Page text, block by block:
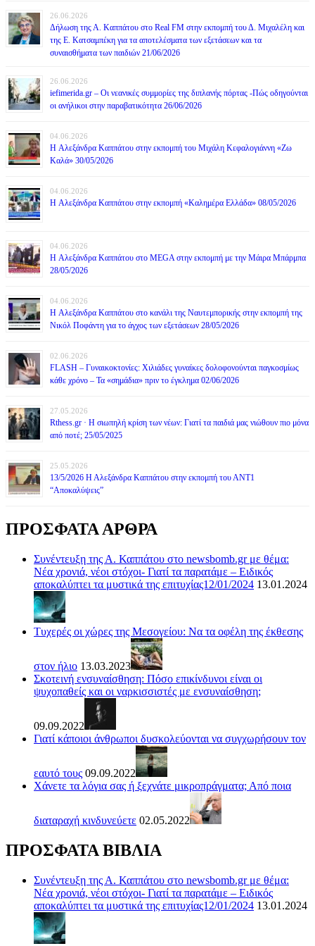
26.06.2026
Δήλωση της Α. Καππάτου στο Real FM στην εκπομπή του Δ. Μιχαλέλη και
της Ε. Κατσαμπέκη για τα αποτελέσματα των εξετάσεων και τα
συναισθήματα των παιδιών 21/06/2026
26.06.2026
iefimerida.gr – Οι νεανικές συμμορίες της διπλανής πόρτας -Πώς οδηγούνται
οι ανήλικοι στην παραβατικότητα 26/06/2026
04.06.2026
H Αλεξάνδρα Καππάτου στην εκπομπή του Μιχάλη Κεφαλογιάννη «Ζω
Καλά» 30/05/2026
04.06.2026
H Αλεξάνδρα Καππάτου στην εκπομπή «Καλημέρα Ελλάδα» 08/05/2026
04.06.2026
H Αλεξάνδρα Καππάτου στο MEGA στην εκπομπή με την Μάιρα Mπάρμπα
28/05/2026
04.06.2026
H Αλεξάνδρα Καππάτου στο κανάλι της Ναυτεμπορικής στην εκπομπή της
Νικόλ Ποφάντη για το άγχος των εξετάσεων 28/05/2026
02.06.2026
FLASH – Γυναικοκτονίες: Χιλιάδες γυναίκες δολοφονούνται παγκοσμίως
κάθε χρόνο – Τα «σημάδια» πριν το έγκλημα 02/06/2026
27.05.2026
Rthess.gr · Η σιωπηλή κρίση των νέων: Γιατί τα παιδιά μας νιώθουν πιο μόνα
από ποτέ; 25/05/2025
25.05.2026
13/5/2026 Η Αλεξάνδρα Καππάτου στην εκπομπή του ΑΝΤ1
“Αποκαλύψεις”
ΠΡΟΣΦΑΤΑ ΑΡΘΡΑ
Συνέντευξη της Α. Καππάτου στο newsbomb.gr με θέμα:
Νέα χρονιά, νέοι στόχοι- Γιατί τα παρατάμε – Ειδικός
αποκαλύπτει τα μυστικά της επιτυχίας12/01/2024 13.01.2024
Τυχερές οι χώρες της Μεσογείου: Να τα οφέλη της έκθεσης
στον ήλιο 13.03.2023
Σκοτεινή ενσυναίσθηση: Πόσο επικίνδυνοι είναι οι
ψυχοπαθείς και οι ναρκισσιστές με ενσυναίσθηση;
09.09.2022
Γιατί κάποιοι άνθρωποι δυσκολεύονται να συγχωρήσουν τον
εαυτό τους 09.09.2022
Χάνετε τα λόγια σας ή ξεχνάτε μικροπράγματα; Από ποια
διαταραχή κινδυνεύετε 02.05.2022
ΠΡΟΣΦΑΤΑ ΒΙΒΛΙΑ
Συνέντευξη της Α. Καππάτου στο newsbomb.gr με θέμα:
Νέα χρονιά, νέοι στόχοι- Γιατί τα παρατάμε – Ειδικός
αποκαλύπτει τα μυστικά της επιτυχίας12/01/2024 13.01.2024